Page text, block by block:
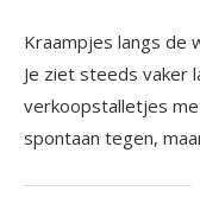
Kraampjes langs de
Je ziet steeds vaker
verkoopstalletjes
spontaan tegen,